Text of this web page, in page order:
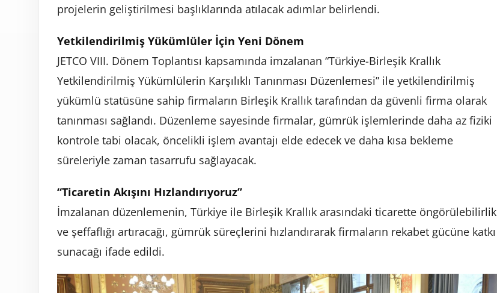
projelerin geliştirilmesi başlıklarında atılacak adımlar belirlendi.
Yetkilendirilmiş Yükümlüler İçin Yeni Dönem
JETCO VIII. Dönem Toplantısı kapsamında imzalanan “Türkiye-Birleşik Krallık
Yetkilendirilmiş Yükümlülerin Karşılıklı Tanınması Düzenlemesi” ile yetkilendirilmiş
yükümlü statüsüne sahip firmaların Birleşik Krallık tarafından da güvenli firma olarak
tanınması sağlandı. Düzenleme sayesinde firmalar, gümrük işlemlerinde daha az fiziki
kontrole tabi olacak, öncelikli işlem avantajı elde edecek ve daha kısa bekleme
süreleriyle zaman tasarrufu sağlayacak.
“Ticaretin Akışını Hızlandırıyoruz”
İmzalanan düzenlemenin, Türkiye ile Birleşik Krallık arasındaki ticarette öngörülebilirlik
ve şeffaflığı artıracağı, gümrük süreçlerini hızlandırarak firmaların rekabet gücüne katkı
sunacağı ifade edildi.